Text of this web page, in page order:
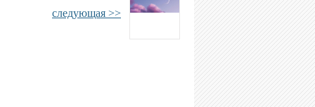
следующая >>